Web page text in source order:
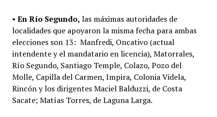
• En Río Segundo, las máximas autoridades de
localidades que apoyaron la misma fecha para ambas
elecciones son 13: Manfredi, Oncativo (actual
intendente y el mandatario en licencia), Matorrales,
Río Segundo, Santiago Temple, Colazo, Pozo del
Molle, Capilla del Carmen, Impira, Colonia Videla,
Rincón y los dirigentes Maciel Balduzzi, de Costa
Sacate; Matías Torres, de Laguna Larga.